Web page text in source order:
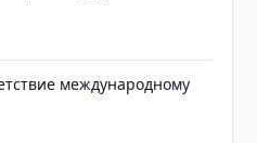
международному